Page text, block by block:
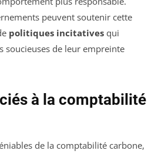
peuvent soutenir cette
politiques incitatives qui
soucieuses de leur empreinte
à la comptabilité
de la comptabilité carbone,